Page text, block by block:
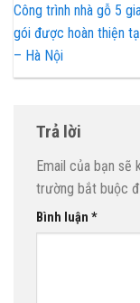
Công trình nhà gỗ 5
gói được hoàn thiện
– Hà Nội
Trả lời
Email của bạn sẽ
trường bắt buộc
Bình luận *